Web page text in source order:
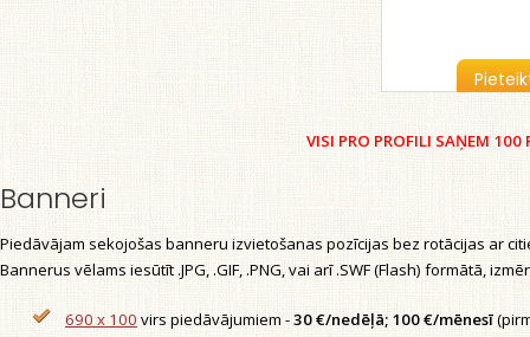
VISI PRO PROFILI SAŅEM
Banneri
Piedāvājam sekojošas banneru izvietošanas pozīcijas bez rotācijas ar
Bannerus vēlams iesūtīt .JPG, .GIF, .PNG, vai arī .SWF (Flash) formātā,
690 x 100 virs piedāvājumiem -30 €/nedēļā; 100 €/mēnesī